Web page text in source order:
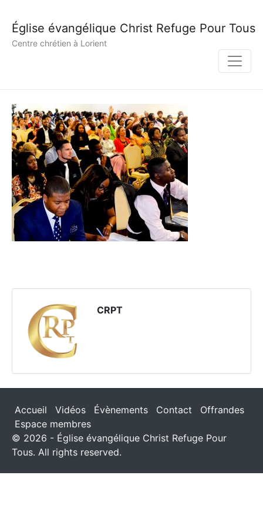
Église évangélique Christ Refuge Pour Tous
Centre chrétien à Lorient
CRPT
Accueil Vidéos Évènements Contact
Offrandes
Espace membres
© 2026 - Église évangélique Christ Refuge Pour
Tous. All rights reserved.